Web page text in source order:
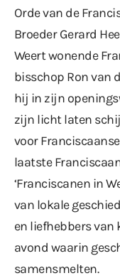
Orde van de
Broeder Gerard
Weert wonende
bisschop Ron van
hij in zijn
zijn licht laten
voor
laatste
‘Franciscanen in
van lokale
en liefhebbers van
avond waarin
samensmelten.